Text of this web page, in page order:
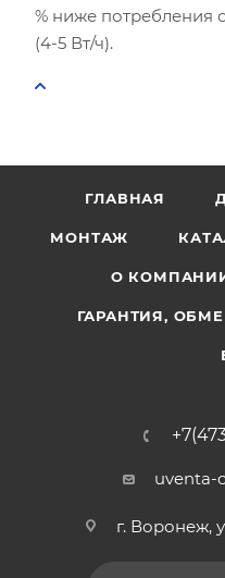
% ниже потребления
(4-5 Вт/ч).
ГЛАВНАЯ
МОНТАЖ
О
ГАРАНТИЯ,
uventa-
г. Воронеж,